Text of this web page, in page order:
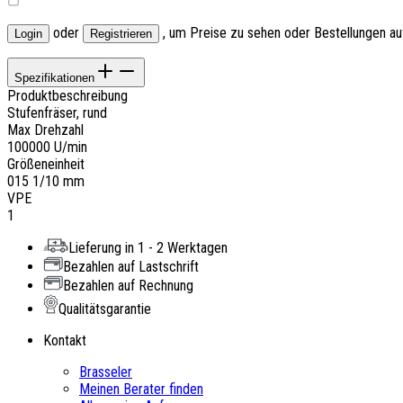
Login oder Registrieren , um Preise zu sehen oder Bestellungen
Spezifikationen
Produktbeschreibung
Stufenfräser, rund
Max Drehzahl
100000 U/min
Größeneinheit
015 1/10 mm
VPE
1
Lieferung in 1 - 2 Werktagen
Bezahlen auf Lastschrift
Bezahlen auf Rechnung
Qualitätsgarantie
Kontakt
Brasseler
Meinen Berater finden